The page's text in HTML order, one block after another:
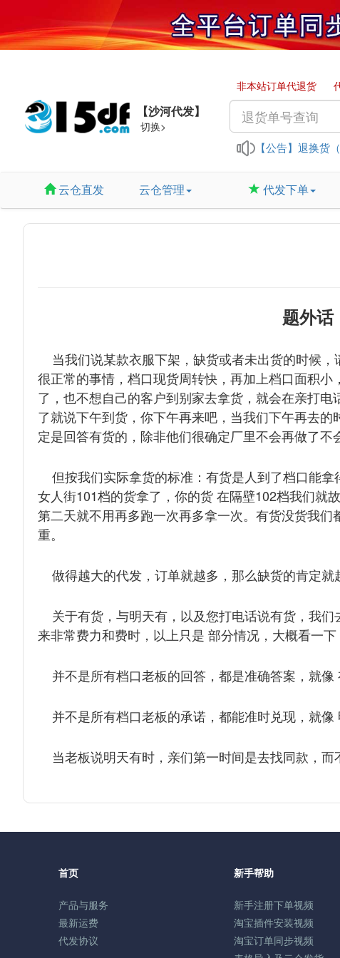
【沙河代发】
切换>
非本站订单代退货
【公告】 退换货
云仓直发 云仓管理 代发下单
题外话
当我们说某款衣服下架，缺货或者未出货的时候
很正常的事情，档口现货周转快，再加上档口面积
了，也不想自己的客户到别家去拿货，就会在亲打
了就说下午到货，你下午再来吧，当我们下午再去的
定是回答有货的，除非他们很确定厂里不会再做了不
但按我们实际拿货的标准：有货是人到了档口能
女人街101档的货拿了，你的货 在隔壁102档我们就
第二天就不用再多跑一次再多拿一次。有货没货我
重。
做得越大的代发，订单就越多，那么缺货的肯定就
关于有货，与明天有，以及您打电话说有货，我
来非常费力和费时，以上只是 部分情况，大概看一下
并不是所有档口老板的回答，都是准确答案，就像
并不是所有档口老板的承诺，都能准时兑现，就像
当老板说明天有时，亲们第一时间是去找同款，而
首页
产品与服务
最新运费
代发协议
新手帮助
新手注册下单视频
淘宝插件安装视频
淘宝订单同步视频